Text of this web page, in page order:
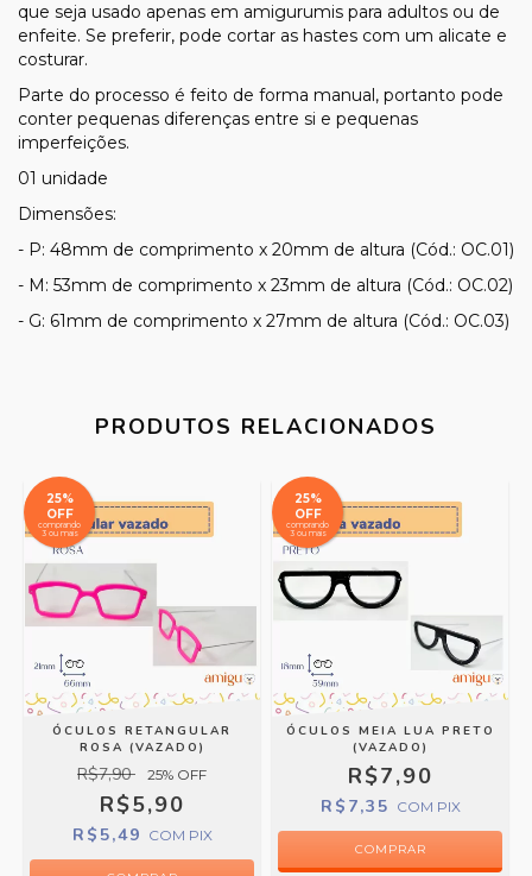
que seja usado apenas em amigurumis para adultos ou de
enfeite. Se preferir, pode cortar as hastes com um alicate e
costurar.
Parte do processo é feito de forma manual, portanto pode
conter pequenas diferenças entre si e pequenas
imperfeições.
01 unidade
Dimensões:
- P: 48mm de comprimento x 20mm de altura (Cód.: OC.01)
- M: 53mm de comprimento x 23mm de altura (Cód.: OC.02)
- G: 61mm de comprimento x 27mm de altura (Cód.: OC.03)
PRODUTOS RELACIONADOS
25%
OFF
comprando
3 ou mais
ÓCULOS RETANGULAR
ROSA (VAZADO)
R$7,90 25% OFF
R$5,90
R$5,49 COM PIX
25%
OFF
comprando
3 ou mais
ÓCULOS MEIA LUA PRETO
(VAZADO)
R$7,90
R$7,35 COM PIX